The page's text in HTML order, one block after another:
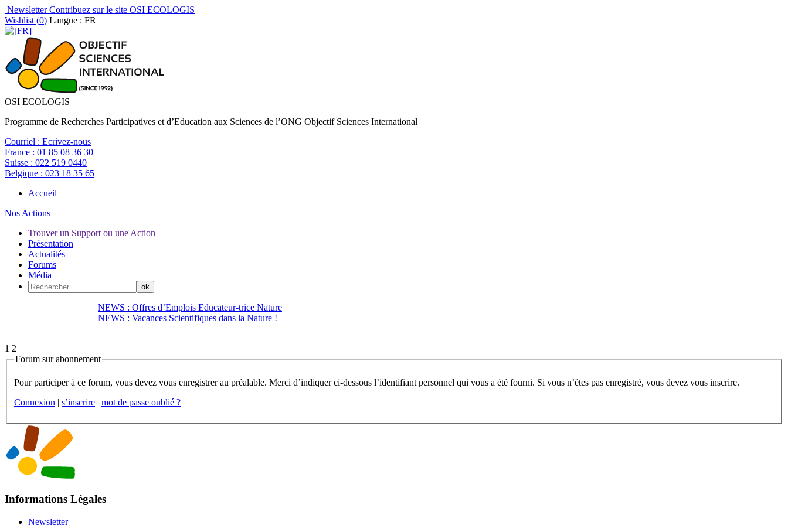
NewsletterContribuez sur le site OSI ECOLOGIS
Wishlist (0) Langue : FR
OSI ECOLOGIS
Programme de Recherches Participatives et d’Education aux Sciences de l’ONG Objectif Sciences International
Courriel : Ecrivez-nous
France : 01 85 08 36 30
Suisse : 022 519 0440
Belgique : 023 18 35 65
Accueil
Nos Actions
Trouver un Support ou une Action
Présentation
Actualités
Forums
Média
NEWS : Offres d’Emplois Educateur-trice Nature
NEWS : Vacances Scientifiques dans la Nature !
1 2
Forum sur abonnement
Pour participer à ce forum, vous devez vous enregistrer au préalable. Merci d’indiquer ci-dessous l’identifiant personnel qui vous a été fourni. Si vous n’êtes pas enregistré, vous devez vous inscrire.
Connexion | s’inscrire | mot de passe oublié ?
Informations Légales
Newsletter